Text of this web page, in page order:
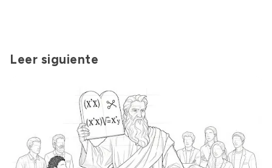
Leer siguiente